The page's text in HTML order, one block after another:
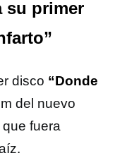
su primer
disco “Donde
del nuevo
fuera